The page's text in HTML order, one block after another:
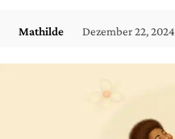
Mathilde Dezember 22, 2024